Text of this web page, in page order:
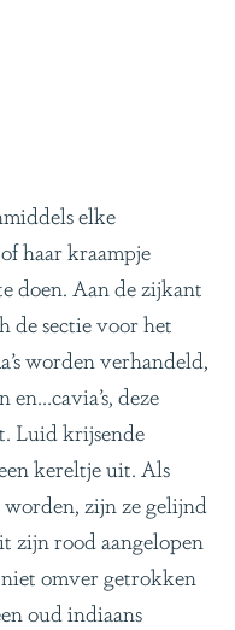
elke
haar kraampje
doen. Aan de zijkant
sectie voor het
worden verhandeld,
deze
Luid krijsende
kereltje uit. Als
zijn ze gelijnd
zijn rood aangelopen
omver getrokken
oud indiaans